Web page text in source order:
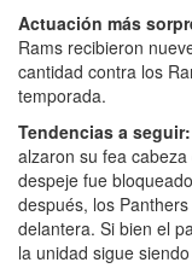
Actuación más
Rams recibieron
cantidad contra los
temporada.
Tendencias a seguir:
alzaron su fea
despeje fue
después, los
delantera. Si bien el
la unidad sigue